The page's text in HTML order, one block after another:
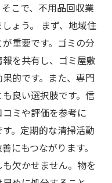
こで、不用品回収業
ょう。 まず、地域住
重要です。ゴミの分
を共有し、ゴミ屋敷
的です。また、専門
良い選択肢です。信
ミや評価を参考に
。定期的な清掃活動
にもつながります。
欠かせません。物を